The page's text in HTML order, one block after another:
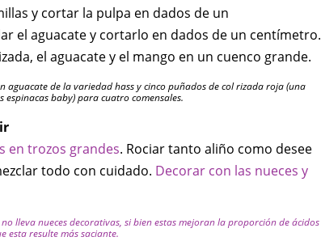
y cortar la pulpa en dados de un
el aguacate y cortarlo en dados de un centímetro.
el aguacate y el mango en un cuenco grande.
aguacate de la variedad hass y cinco puñados de col rizada roja (una
espinacas baby) para cuatro comensales.
en trozos grandes. Rociar tanto aliño como desee
todo con cuidado. Decorar con las nueces y
lleva nueces decorativas, si bien estas mejoran la proporción de ácidos
esta resulte más saciante.